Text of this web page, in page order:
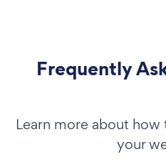
Frequently
Learn more about
your